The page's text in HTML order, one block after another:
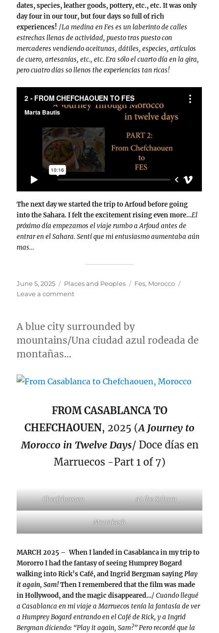
dates, species, leather goods, pottery, etc., etc. It was only
day four in our tour, but four days so full of rich
experiences! /La medina en Fes es un laberinto de calles
estrechas llenas de actividad, puesto tras puesto con
mercaderes vendiendo aceitunas, dátiles, especies, artículos
de cuero, artesanías, etc., etc. Era sólo el cuarto día en la gira,
pero cuatro días so llenos the experiencias tan ricas!
The next day we started the trip to Arfoud before going
into the Sahara. I felt the excitement rising even more…El
próximo día empezamos el viaje rumbo a Arfoud antes de
entrar en el Sahara. Sentí que mi entusiasmo aumentaba aún
mas…
Posted
on
June 5, 2025 Categories
Places and Peoples Tags
Fes, Morocco
Leave a commenton
to
Morocco
A blue city surrounded by
mountains/Una ciudad azul rodeada de
montañas…
FROM CASABLANCA TO
CHEFCHAOUEN, 2025 (A Journey to
Morocco in Twelve Days/ Doce días en
Marruecos -Part 1 of 7)
Checfchaouen At the Sahara
Marrakesh
MARCH 2025 – When I landed in Casablanca in my trip to
Mororro I had the fantasy of seeing Humprey Bogard
walking into Rick’s Café, and Ingrid Bergman sayingPlay
it again, Sam!Then I remembered that the film was made
in Hollywood, and the magic disappeared…/Cuando llegué
a Casablanca en mi viaje a Marruecos tenía la fantasía de ver
a Humprey Bogard entrando en el Café de Rick, y a Ingrid
Bergman diciendo: “Play it again, Sam?” Pero recordé que la